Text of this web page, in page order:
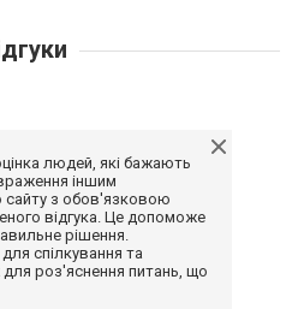
людей, які бажають
іншим
сайту з обов'язковою
відгука. Це допоможе
рішення.
спілкування та
роз'яснення питань, що